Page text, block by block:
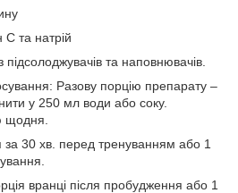
С та натрій
та наповнювачів.
Разову порцію препарату –
у 250 мл води або соку.
щодня.
за 30 хв. перед тренуванням або 1
вранці після пробудження або 1